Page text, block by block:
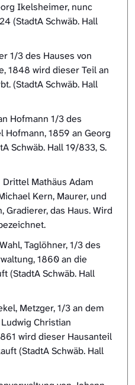
Ikelsheimer, nunc
(StadtA Schwäb. Hall
1/3 des Hauses von
1848 wird dieser Teil an
(StadtA Schwäb. Hall
Hofmann 1/3 des
Hofmann, 1859 an Georg
Schwäb. Hall 19/833, S.
Mathäus Adam
Kern, Maurer, und
Gradierer, das Haus. Wird
Taglöhner, 1/3 des
1860 an die
(StadtA Schwäb. Hall
Metzger, 1/3 an dem
Christian
wird dieser Hausanteil
(StadtA Schwäb. Hall